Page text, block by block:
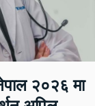
२०२६ मा